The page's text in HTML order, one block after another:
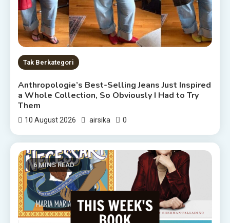
Tak Berkategori
Anthropologie’s Best-Selling Jeans Just Inspired
a Whole Collection, So Obviously I Had to Try
Them
10 August 2026 airsika 0
6 MINS READ